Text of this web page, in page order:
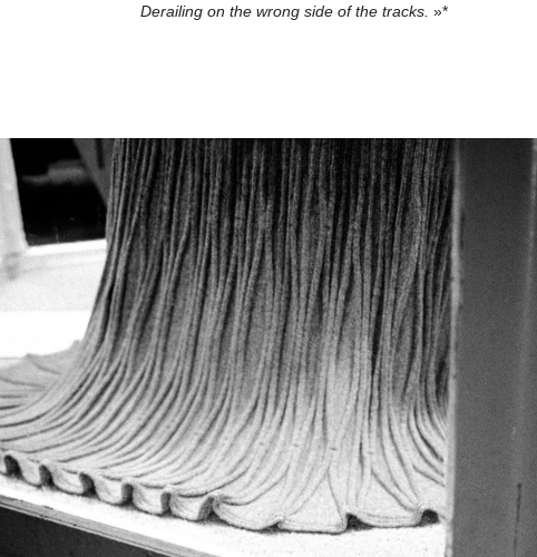
Derailing on the wrong side of the tracks. »*